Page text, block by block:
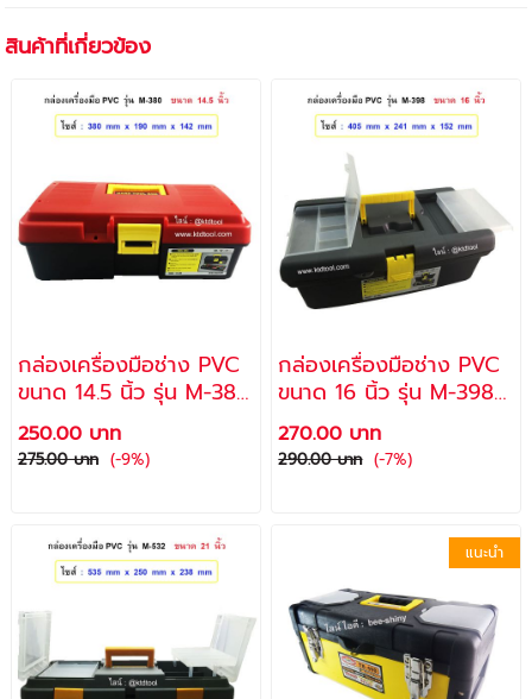
สินค้าที่เกี่ยวข้อง
กล่องเครื่องมือช่าง PVC
ขนาด 14.5 นิ้ว รุ่น M-380
/ ALLWAYS
250.00 บาท
275.00 บาท (-9%)
กล่องเครื่องมือช่าง PVC
ขนาด 16 นิ้ว รุ่น M-398 /
ALLWAYS
270.00 บาท
290.00 บาท (-7%)
แนะนำ